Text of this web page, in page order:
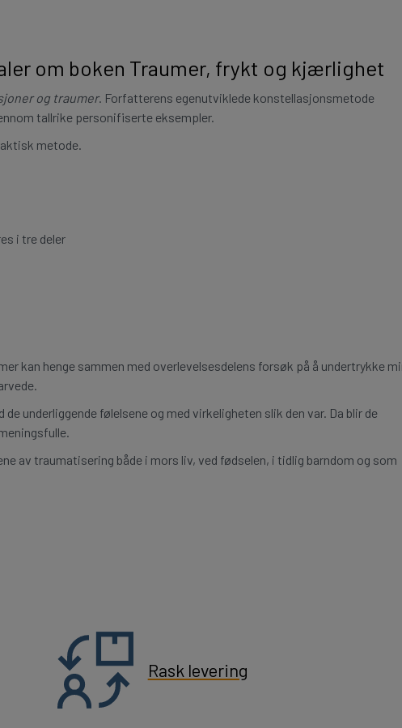
om boken Traumer, frykt og kjærlighet
og traumer. Forfatterens egenutviklede konstellasjonsmetode
tallrike personifiserte eksempler.
metode.
i tre deler
kan henge sammen med overlevelsesdelens forsøk på å undertrykke
underliggende følelsene og med virkeligheten slik den var. Da blir de
av traumatisering både i mors liv, ved fødselen, i tidlig barndom og som
Rask levering